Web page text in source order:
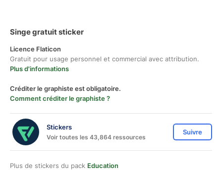
Singe gratuit sticker
Licence Flaticon
Gratuit pour usage personnel et commercial avec attribution.
Plus d'informations
Créditer le graphiste est obligatoire.
Comment créditer le graphiste ?
Stickers
Voir toutes les 43,864 ressources
Suivre
Plus de stickers du pack Education